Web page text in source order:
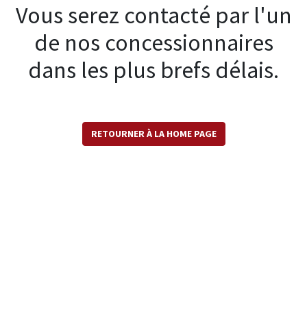
Vous serez contacté par l'un
de nos concessionnaires
dans les plus brefs délais.
RETOURNER À LA HOME PAGE